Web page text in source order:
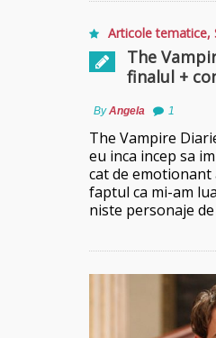
Articole tematice,
The
finalul +
ByAngela 1
The Vampire
eu inca incep sa
cat de
faptul ca mi-am
niste personaje